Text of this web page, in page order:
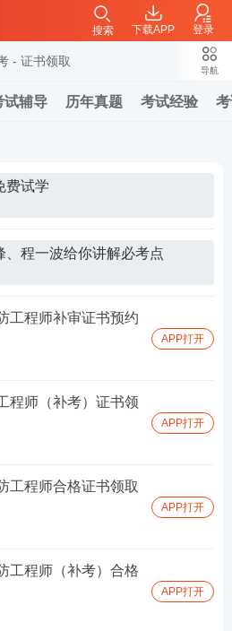
下载APP 登录
搜索
- 证书领取
试辅导 历年真题 考试经验
导航
费试学
、程一波给你讲解必考点
工程师补审证书预约
APP打开
程师（补考）证书领
APP打开
工程师合格证书领取
APP打开
工程师（补考）合格
APP打开